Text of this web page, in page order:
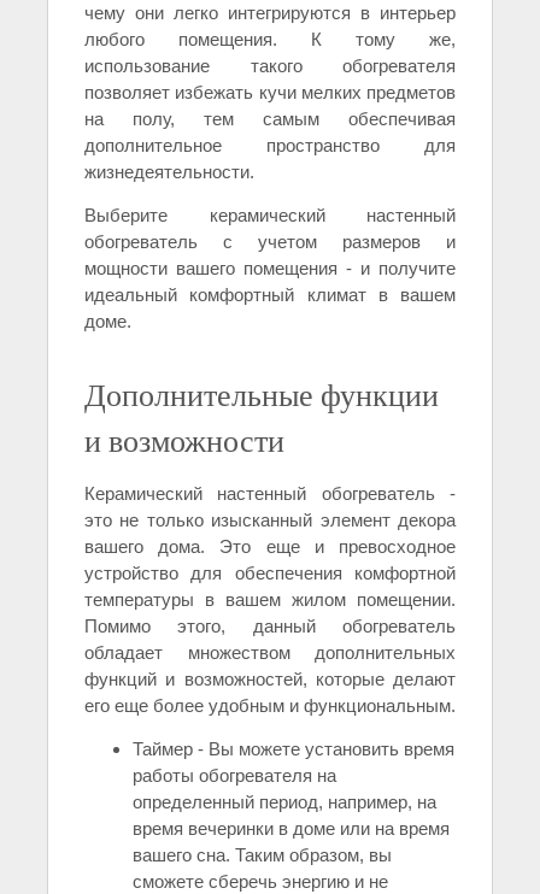
чему они легко интегрируются в интерьер
любого помещения. К тому же,
использование такого обогревателя
позволяет избежать кучи мелких предметов
на полу, тем самым обеспечивая
дополнительное пространство для
жизнедеятельности.
Выберите керамический настенный
обогреватель с учетом размеров и
мощности вашего помещения - и получите
идеальный комфортный климат в вашем
доме.
Дополнительные функции
и возможности
Керамический настенный обогреватель -
это не только изысканный элемент декора
вашего дома. Это еще и превосходное
устройство для обеспечения комфортной
температуры в вашем жилом помещении.
Помимо этого, данный обогреватель
обладает множеством дополнительных
функций и возможностей, которые делают
его еще более удобным и функциональным.
Таймер - Вы можете установить время
работы обогревателя на
определенный период, например, на
время вечеринки в доме или на время
вашего сна. Таким образом, вы
сможете сберечь энергию и не